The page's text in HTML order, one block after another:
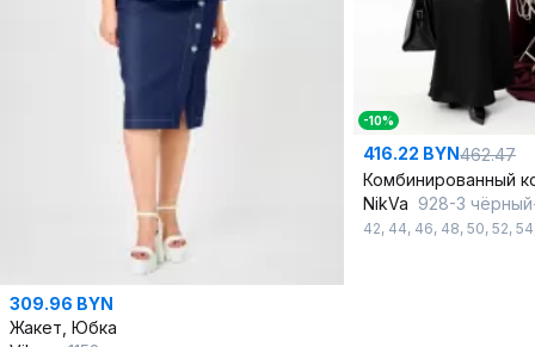
309.96 BYN
Жакет, Юбка
-10%
416.22 BYN462.47
NikVa 928-3
42, 44, 46, 48, 50, 52, 54